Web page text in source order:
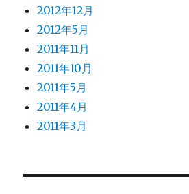
2012年12月
2012年5月
2011年11月
2011年10月
2011年5月
2011年4月
2011年3月